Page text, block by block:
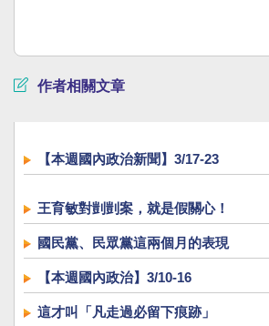
作者相關文章
【本週國內政治新聞】3/17-23
王育敏對剴剴案，就是假關心！
國民黨、民眾黨這兩個月的表現
【本週國內政治】3/10-16
這才叫「凡走過必留下痕跡」